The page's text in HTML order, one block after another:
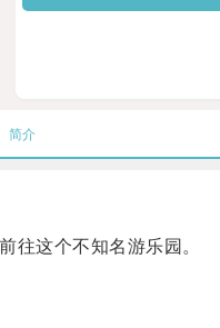
简介
这个不知名游乐园。